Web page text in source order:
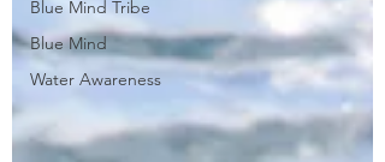
Blue Mind Tribe
Blue Mind
Water Awareness